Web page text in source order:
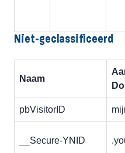
Niet-geclassificeerd
Naam
pbVisitorID
__Secure-YNID